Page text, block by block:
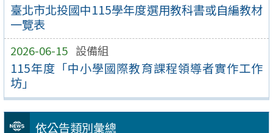
臺北市北投國中115學年度選用教科書或自編教材
一覽表
2026-06-15 設備組
115年度「中小學國際教育課程領導者實作工作
坊」
依公告類別彙總